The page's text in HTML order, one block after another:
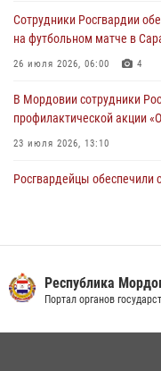
02 августа 2026, 06:31
Сотрудники Росгвардии
на футбольном матче в
26 июля 2026, 06:00 4
В Мордовии сотрудники
профилактической акции
23 июля 2026, 13:10
Росгвардейцы обеспечили
обеспечили безопасность
регионального турнира до